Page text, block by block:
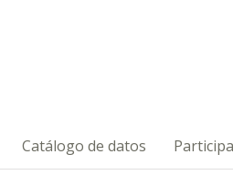
Catálogo de datos